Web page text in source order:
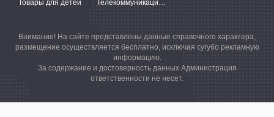
Товары для детей
Телекоммуникации и связь
Внимание! На сайте представлены данные справочного характера,
размещение осуществляется бесплатно, исключая сугубо рекламную
информацию.
За содержание и достоверность данных Администрация
ответственности не несет.